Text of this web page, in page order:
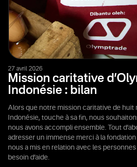
27 avril 2026
Mission caritative
Indonésie : bilan
Alors que notre mission caritative de huit
Indonésie, touche à sa fin, nous
nous avons accompli ensemble. Tout
adresser un immense merci à la fondation
nous a mis en relation avec les
besoin d’aide.